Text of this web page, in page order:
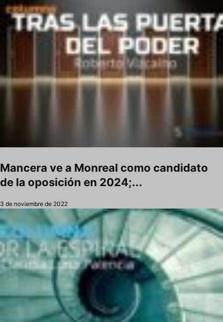
Mancera ve a Monreal como candidato
de la oposición en 2024;...
3 de noviembre de 2022